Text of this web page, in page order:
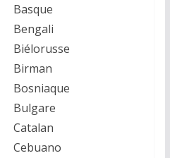
Basque
Bengali
Biélorusse
Birman
Bosniaque
Bulgare
Catalan
Cebuano